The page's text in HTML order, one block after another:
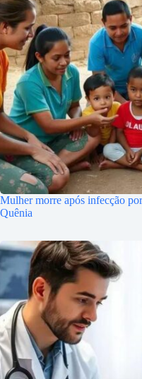
Mulher morre após infecção
Quênia